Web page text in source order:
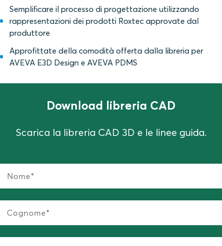
Semplificare il processo di progettazione utilizzando
rappresentazioni dei prodotti Roxtec approvate dal
produttore
Approfittate della comodità offerta dalla libreria per
AVEVA E3D Design e AVEVA PDMS
Download libreria CAD
Scarica la libreria CAD 3D e le linee guida.